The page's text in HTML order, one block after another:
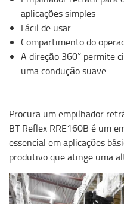
aplicações simples
Fácil de usar
Compartimento do
A direção 360° permite
uma condução suave
Procura um empilhador
BT Reflex RRE160B é um
essencial em aplicações
produtivo que atinge uma